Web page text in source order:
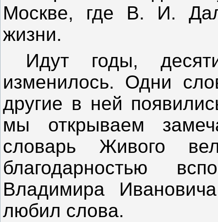
Москве, где В. И.
жизни.
Идут годы,
изменилось. Одни
другие в ней
мы открываем
словарь Живого
благодарностью
Владимира
любил слова.